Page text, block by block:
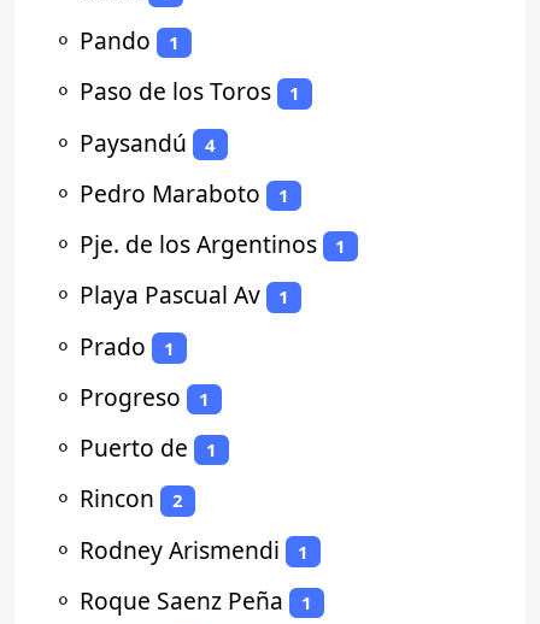
⚬ Pando 1
⚬ Paso de los Toros 1
⚬ Paysandú 4
⚬ Pedro Maraboto 1
⚬ Pje. de los Argentinos 1
⚬ Playa Pascual Av 1
⚬ Prado 1
⚬ Progreso 1
⚬ Puerto de 1
⚬ Rincon 2
⚬ Rodney Arismendi 1
⚬ Roque Saenz Peña 1